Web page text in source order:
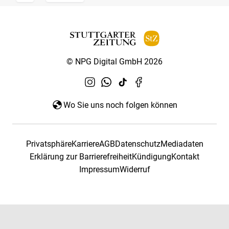
© NPG Digital GmbH 2026
Wo Sie uns noch folgen können
PrivatsphäreKarriereAGBDatenschutzMediadaten
Erklärung zur BarrierefreiheitKündigungKontakt
ImpressumWiderruf